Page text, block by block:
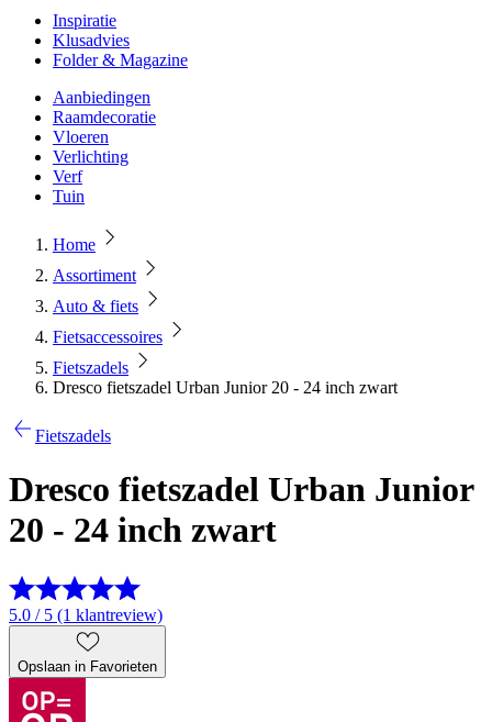
Inspiratie
Klusadvies
Folder & Magazine
Aanbiedingen
Raamdecoratie
Vloeren
Verlichting
Verf
Tuin
Home
Assortiment
Auto & fiets
Fietsaccessoires
Fietszadels
Dresco fietszadel Urban Junior 20 - 24 inch zwart
Fietszadels
Dresco fietszadel Urban Junior
20 - 24 inch zwart
5.0 / 5 (1 klantreview)
Opslaan in Favorieten